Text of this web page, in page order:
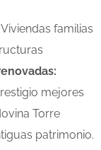
Viviendas familias
mejores
Torre
patrimonio.